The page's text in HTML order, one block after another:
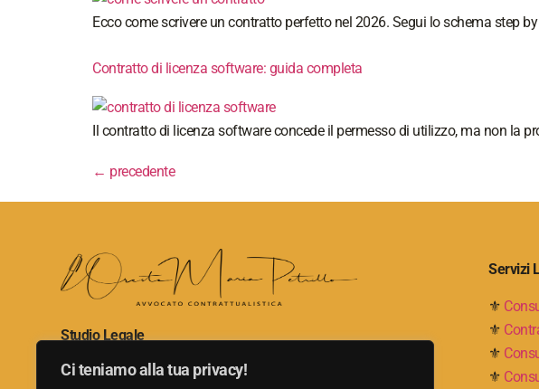
Ci teniamo alla tua privacy!
Ecco come scrivere un contratto perfetto nel 2026. Segui lo schema step
Contratto di licenza software: guida completa
Il contratto di licenza software concede il permesso di utilizzo, ma non la
← precedente
Studio Legale
P.IVA IT07652471215
Servizi
⚜
⚜
⚜
⚜